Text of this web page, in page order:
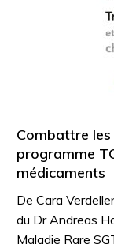
Combattre
programme
médicaments
De Cara
du Dr Andreas
Maladie Rare